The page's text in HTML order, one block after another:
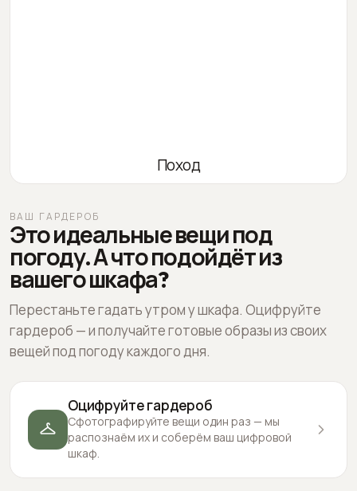
Поход
ВАШ ГАРДЕРОБ
Это идеальные вещи под
погоду. А что подойдёт из
вашего шкафа?
Перестаньте гадать утром у шкафа. Оцифруйте
гардероб — и получайте готовые образы из своих
вещей под погоду каждого дня.
Оцифруйте гардероб
Сфотографируйте вещи один раз — мы
распознаём их и соберём ваш цифровой
шкаф.